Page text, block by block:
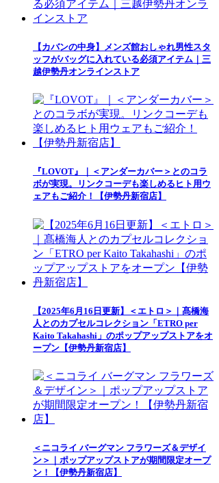
【カバンの中身】メンズ館おしゃれ男性スタ
ッフがバッグに入れている必須アイテム｜三
越伊勢丹オンラインストア
『LOVOT』｜＜アンダーカバー＞とのコラ
ボが実現。リンクコーデも楽しめるヒト用ウ
ェアもご紹介！【伊勢丹新宿店】
【2025年6月16日更新】＜エトロ＞｜髙橋海
人とのカプセルコレクション「ETRO per
Kaito Takahashi」のポップアップストアをオ
ープン【伊勢丹新宿店】
＜ニコライ バーグマン フラワーズ＆デザイ
ン＞｜ポップアップストアが期間限定オープ
ン！【伊勢丹新宿店】